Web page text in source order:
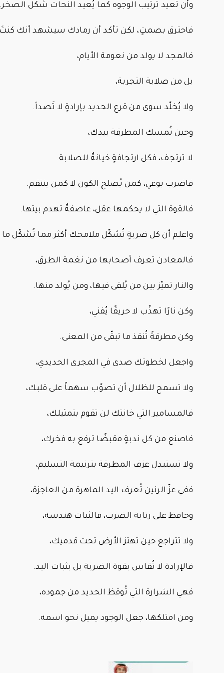
وأن تُعيد ترتيب الوجوه كما يُعيد النحات شكل الصخر.
فاحترق بصمتٍ، لكن تأكد أن رمادك سيشهد أنك
فالمجد لا يولد من نعومة الأيام،
بل من صلابة التجربة،
ولا يُخلّد سوى من قرع الحديد بإرادةٍ لا تَصدأ.
وحين تُمسك المطرقة بيدك،
لا ترتجف، فكل ارتجافةٍ خيانةٌ للصلابة.
فاضرب بوعي، كمن يُصلح الكون لا كمن ينتقم.
فالقوة التي لا يحكمها عقل، عاصفةٌ تهدم بيتها.
واعلم أن كل ضربةٍ تُشكّل ملامحك أكثر مما تُشكّل ما
فالمعادن تعرف أصحابها من نغمة الطرق،
والنار تميّز بين من يُلقى فيها، ومن يُولد منها.
وكن نارًا تهذّب لا حريقًا يُفني،
وكن مطرقةً تُنقذ ما تبقّى من المعنى.
واجعل لخطوتك صدى في المجرى الحديدي،
ولا تسمح للظلال أن تصوّب سهماً على قلبك،
فالمسامير التي خانتك لن تقوم بتمثيلك،
فاصنع من كل ندبةٍ مقبضًا ترفع به فخرك،
ولا تستبدل عزف المطرقة بترنيمة التسليم،
ففي عزّ الرنين تُعرف اليد الماهرة من العاجزة،
وحافظ على رتابة الضرب، فالثبات هندسة،
ولا تتراجع حين تهتز الأرض تحت قدميك،
فالإرادة لا تُقاس بقوة الضربة بل بثبات اليد.
فهي الشرارة التي تُوقظ الحديد من جموده،
ومن امتلكها، جعل الوجود يميل نحو اسمه.